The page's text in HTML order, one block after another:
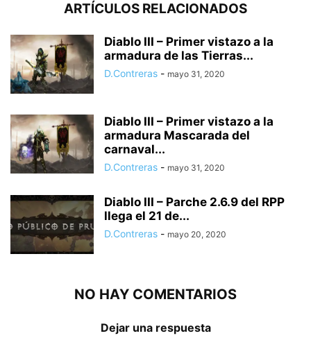
ARTÍCULOS RELACIONADOS
Diablo III – Primer vistazo a la
armadura de las Tierras...
D.Contreras - mayo 31, 2020
Diablo III – Primer vistazo a la
armadura Mascarada del
carnaval...
D.Contreras - mayo 31, 2020
Diablo III – Parche 2.6.9 del RPP
llega el 21 de...
D.Contreras - mayo 20, 2020
NO HAY COMENTARIOS
Dejar una respuesta